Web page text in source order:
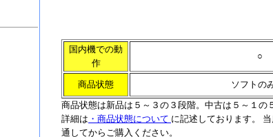
国内機での動
作
○
商品状態
ソフトの
商品状態は新品は５～３の３段階。中古は５～１の
詳細は ・商品状態について に記述しております。
通してからご購入ください。